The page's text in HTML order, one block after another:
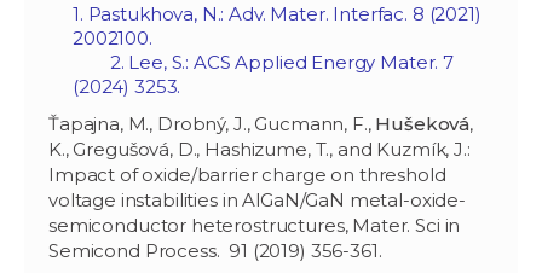
1. Pastukhova, N.: Adv. Mater. Interfac. 8 (2021)
2002100.
2. Lee, S.: ACS Applied Energy Mater. 7
(2024) 3253.
Ťapajna, M., Drobný, J., Gucmann, F., Hušeková,
K., Gregušová, D., Hashizume, T., and Kuzmík, J.:
Impact of oxide/barrier charge on threshold
voltage instabilities in AlGaN/GaN metal-oxide-
semiconductor heterostructures, Mater. Sci in
Semicond Process. 91 (2019) 356-361.